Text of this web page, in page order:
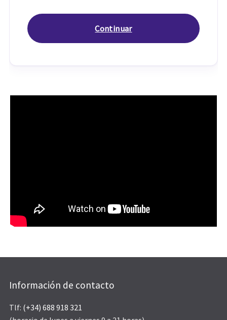
Información de contacto
Tlf: (+34) 688 918 321